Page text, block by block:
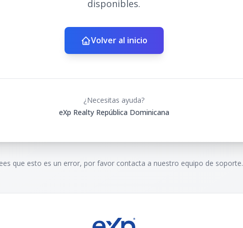
disponibles.
Volver al inicio
¿Necesitas ayuda?
eXp Realty República Dominicana
que esto es un error, por favor contacta a nuestro equipo de soporte.